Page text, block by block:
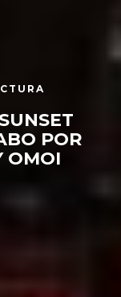
POR
OMOI